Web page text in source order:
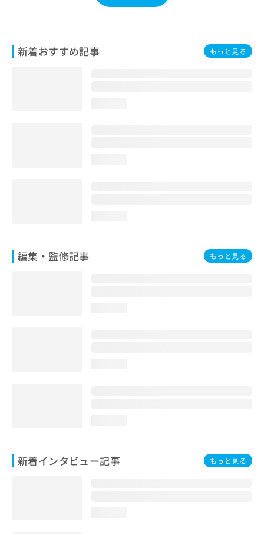
新着おすすめ記事 もっと見る
編集・監修記事 もっと見る
新着インタビュー記事 もっと見る
わ